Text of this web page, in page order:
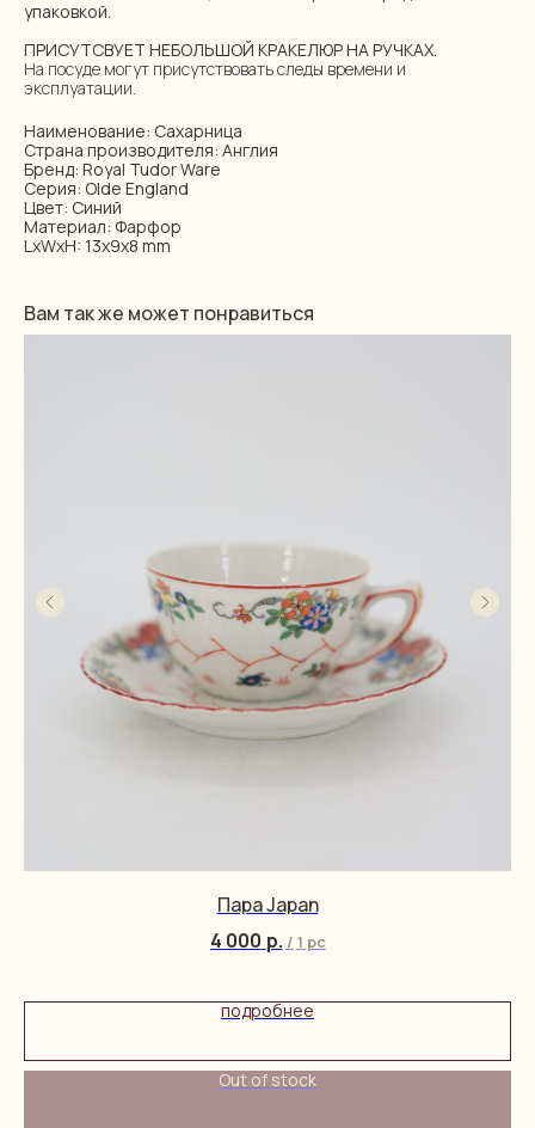
упаковкой.
ПРИСУТСВУЕТ НЕБОЛЬШОЙ КРАКЕЛЮР НА РУЧКАХ.
На посуде могут присутствовать следы времени и
эксплуатации.
Наименование: Сахарница
Страна производителя: Англия
Бренд: Royal Tudor Ware
Серия: Olde England
Цвет: Синий
Материал: Фарфор
LxWxH: 13x9x8 mm
Вам так же может понравиться
Пара Japan
4 000 р. / 1 pc
подробнее
Out of stock